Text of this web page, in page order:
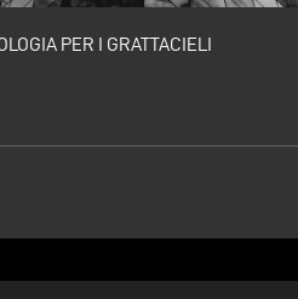
PER I GRATTACIELI